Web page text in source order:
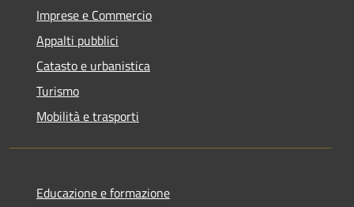
Imprese e Commercio
Appalti pubblici
Catasto e urbanistica
Turismo
Mobilità e trasporti
Educazione e formazione